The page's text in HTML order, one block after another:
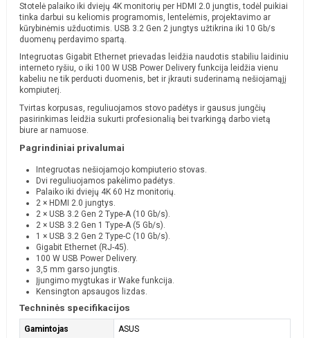
Stotelė palaiko iki dviejų 4K monitorių per HDMI 2.0 jungtis, todėl puikiai
tinka darbui su keliomis programomis, lentelėmis, projektavimo ar
kūrybinėmis užduotimis. USB 3.2 Gen 2 jungtys užtikrina iki 10 Gb/s
duomenų perdavimo spartą.
Integruotas Gigabit Ethernet prievadas leidžia naudotis stabiliu laidiniu
interneto ryšiu, o iki 100 W USB Power Delivery funkcija leidžia vienu
kabeliu ne tik perduoti duomenis, bet ir įkrauti suderinamą nešiojamąjį
kompiuterį.
Tvirtas korpusas, reguliuojamos stovo padėtys ir gausus jungčių
pasirinkimas leidžia sukurti profesionalią bei tvarkingą darbo vietą
biure ar namuose.
Pagrindiniai privalumai
Integruotas nešiojamojo kompiuterio stovas.
Dvi reguliuojamos pakėlimo padėtys.
Palaiko iki dviejų 4K 60 Hz monitorių.
2 × HDMI 2.0 jungtys.
2 × USB 3.2 Gen 2 Type-A (10 Gb/s).
2 × USB 3.2 Gen 1 Type-A (5 Gb/s).
1 × USB 3.2 Gen 2 Type-C (10 Gb/s).
Gigabit Ethernet (RJ-45).
100 W USB Power Delivery.
3,5 mm garso jungtis.
Įjungimo mygtukas ir Wake funkcija.
Kensington apsaugos lizdas.
Techninės specifikacijos
Gamintojas ASUS